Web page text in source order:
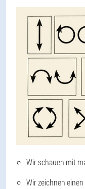
Wir schauen mit
Wir zeichnen